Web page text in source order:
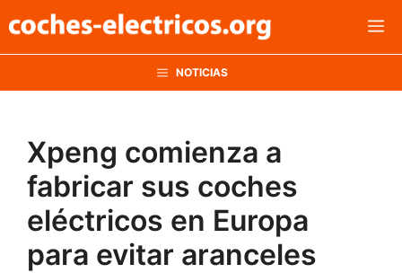
al
NOTICIAS
Xpeng comienza a
fabricar sus coches
eléctricos en Europa
para evitar aranceles